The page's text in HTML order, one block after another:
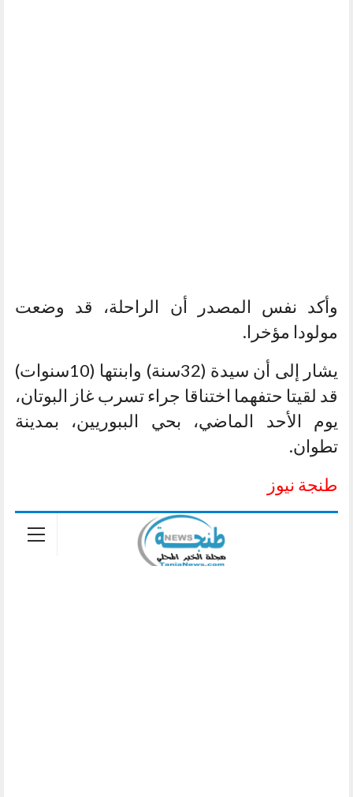
وأكد نفس المصدر أن الراحلة، قد وضعت
مولودا مؤخرا.
يشار إلى أن سيدة (32سنة) وابنتها (10سنوات)
قد لقيتا حتفهما اختناقا جراء تسرب غاز البوتان،
يوم الأحد الماضي، بحي الببوريين، بمدينة
تطوان.
طنجة نيوز